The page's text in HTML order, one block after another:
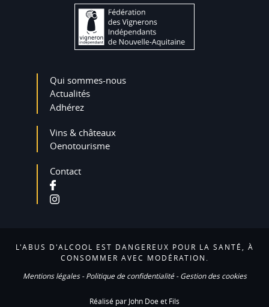
Qui sommes-nous
Actualités
Adhérez
Vins & châteaux
Oenotourisme
Contact
L'ABUS D'ALCOOL EST DANGEREUX POUR LA SANTÉ, À
CONSOMMER AVEC MODÉRATION.
Mentions légales-Politique de confidentialité-Gestion des cookies
Réalisé par John Doe et Fils